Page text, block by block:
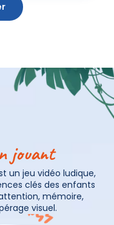
jouant
un jeu vidéo ludique,
clés des enfants
mémoire,
visuel.